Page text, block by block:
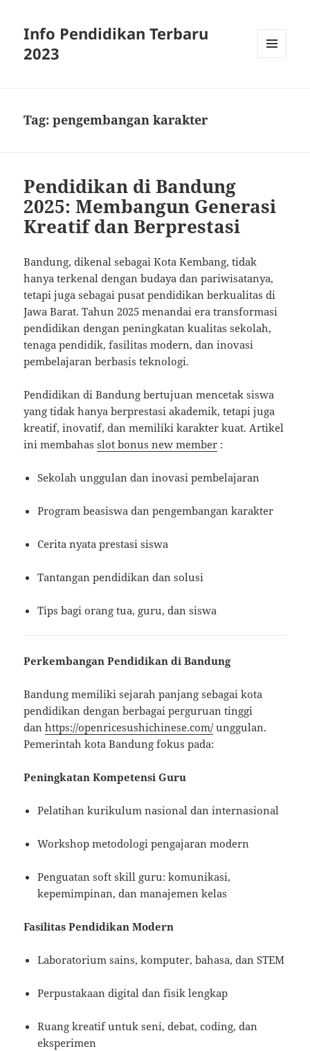
Info Pendidikan Terbaru
2023
Tag:pengembangan karakter
Pendidikan di Bandung
2025: Membangun Generasi
Kreatif dan Berprestasi
Bandung, dikenal sebagai Kota Kembang, tidak
hanya terkenal dengan budaya dan pariwisatanya,
tetapi juga sebagai pusat pendidikan berkualitas di
Jawa Barat. Tahun 2025 menandai era transformasi
pendidikan dengan peningkatan kualitas sekolah,
tenaga pendidik, fasilitas modern, dan inovasi
pembelajaran berbasis teknologi.
Pendidikan di Bandung bertujuan mencetak siswa
yang tidak hanya berprestasi akademik, tetapi juga
kreatif, inovatif, dan memiliki karakter kuat. Artikel
ini membahasslot bonus new member :
Sekolah unggulan dan inovasi pembelajaran
Program beasiswa dan pengembangan karakter
Cerita nyata prestasi siswa
Tantangan pendidikan dan solusi
Tips bagi orang tua, guru, dan siswa
Perkembangan Pendidikan di Bandung
Bandung memiliki sejarah panjang sebagai kota
pendidikan dengan berbagai perguruan tinggi
danhttps://openricesushichinese.com/unggulan.
Pemerintah kota Bandung fokus pada:
Peningkatan Kompetensi Guru
Pelatihan kurikulum nasional dan internasional
Workshop metodologi pengajaran modern
Penguatan soft skill guru: komunikasi,
kepemimpinan, dan manajemen kelas
Fasilitas Pendidikan Modern
Laboratorium sains, komputer, bahasa, dan STEM
Perpustakaan digital dan fisik lengkap
Ruang kreatif untuk seni, debat, coding, dan
eksperimen